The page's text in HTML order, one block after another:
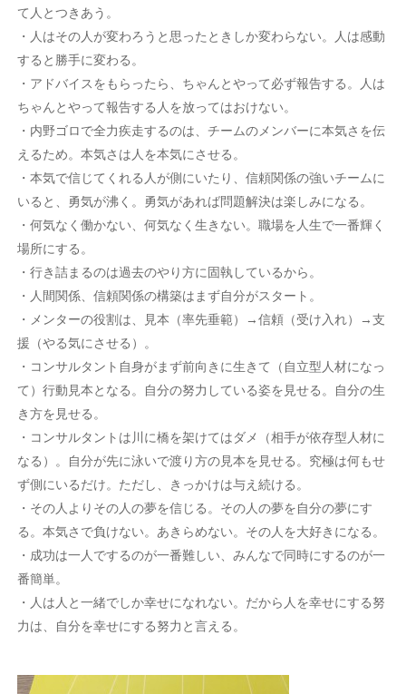
て人とつきあう。
・人はその人が変わろうと思ったときしか変わらない。人は感動
すると勝手に変わる。
・アドバイスをもらったら、ちゃんとやって必ず報告する。人は
ちゃんとやって報告する人を放ってはおけない。
・内野ゴロで全力疾走するのは、チームのメンバーに本気さを伝
えるため。本気さは人を本気にさせる。
・本気で信じてくれる人が側にいたり、信頼関係の強いチームに
いると、勇気が沸く。勇気があれば問題解決は楽しみになる。
・何気なく働かない、何気なく生きない。職場を人生で一番輝く
場所にする。
・行き詰まるのは過去のやり方に固執しているから。
・人間関係、信頼関係の構築はまず自分がスタート。
・メンターの役割は、見本（率先垂範）→信頼（受け入れ）→支
援（やる気にさせる）。
・コンサルタント自身がまず前向きに生きて（自立型人材になっ
て）行動見本となる。自分の努力している姿を見せる。自分の生
き方を見せる。
・コンサルタントは川に橋を架けてはダメ（相手が依存型人材に
なる）。自分が先に泳いで渡り方の見本を見せる。究極は何もせ
ず側にいるだけ。ただし、きっかけは与え続ける。
・その人よりその人の夢を信じる。その人の夢を自分の夢にす
る。本気さで負けない。あきらめない。その人を大好きになる。
・成功は一人でするのが一番難しい、みんなで同時にするのが一
番簡単。
・人は人と一緒でしか幸せになれない。だから人を幸せにする努
力は、自分を幸せにする努力と言える。